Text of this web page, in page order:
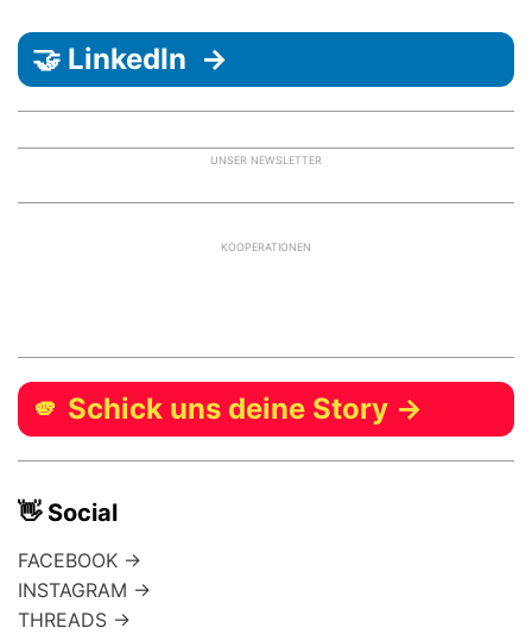
🤝 LinkedIn →
UNSER NEWSLETTER
KOOPERATIONEN
🫵 Schick uns deine Story →
👋 Social
FACEBOOK →
INSTAGRAM →
THREADS →